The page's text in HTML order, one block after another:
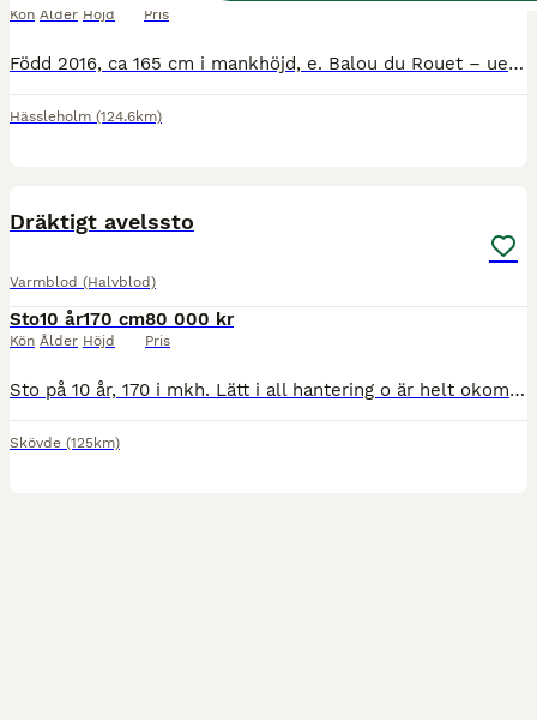
Kön Ålder Höjd Pris
Född 2016, ca 165 cm i mankhöjd, e. Balou du Rouet – ue. Nabab de Rêve. Till hösten söker Balouette “Bettan” ett nytt hem då jag väljer att minska ner min avel och fokusera mer på barnens ponnyer. B
Hässleholm (124.6km)
Dräktigt avelssto
Varmblod (Halvblod)
Sto
Kön
10 år
Ålder
170 cm
Höjd
80 000 kr
Pris
Sto på 10 år, 170 i mkh. Lätt i all hantering o är helt okomplicerad. Hon har haft en avkomma 2024, bra fölning och en super mamma. Är idag dräktig med New York Z. Beräknas föla 2027, Säljes enba
Skövde (125km)